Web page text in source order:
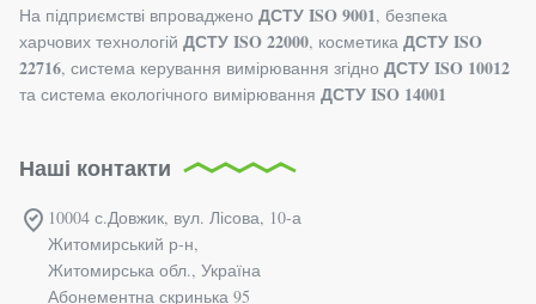
На підприємстві впроваджено ДСТУ ISO 9001, безпека
харчових технологій ДСТУ ISO 22000, косметика ДСТУ ISO
22716, система керування вимірювання згідно ДСТУ ISO 10012
та система екологічного вимірювання ДСТУ ISO 14001
Наші контакти
10004 с.Довжик, вул. Лісова, 10-а
Житомирський р-н,
Житомирська обл., Україна
Абонементна скринька 95